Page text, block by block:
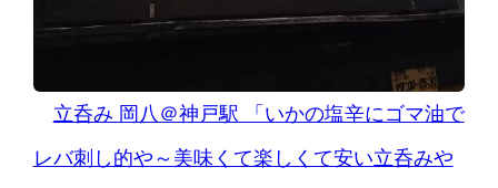
立呑み 岡八＠神戸駅 「いかの塩辛にゴマ油で
レバ刺し的や～美味くて楽しくて安い立呑みや